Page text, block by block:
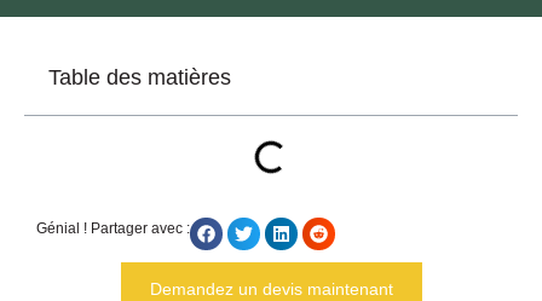
Table des matières
Génial ! Partager avec :
Demandez un devis maintenant